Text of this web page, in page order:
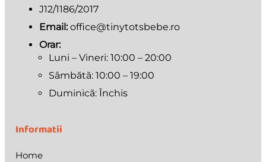
J12/1186/2017
Email: office@tinytotsbebe.ro
Orar:
Luni – Vineri: 10:00 – 20:00
Sâmbătă: 10:00 – 19:00
Duminică: Închis
Informatii
Home